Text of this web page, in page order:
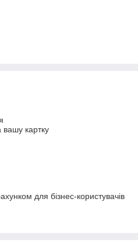
вашу картку
для бізнес-користувачів